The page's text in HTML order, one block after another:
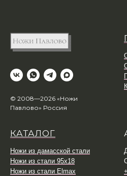
© 2008—2026 «Ножи
Павлово» Россия
КАТАЛОГ
Ножи из дамасской стали
Ножи из стали 95х18
Ножи из стали Elmax